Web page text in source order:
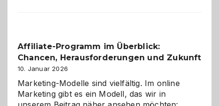
Affiliate-Programm im Überblick:
Chancen, Herausforderungen und Zukunft
10. Januar 2026
Marketing-Modelle sind vielfältig. Im online
Marketing gibt es ein Modell, das wir in